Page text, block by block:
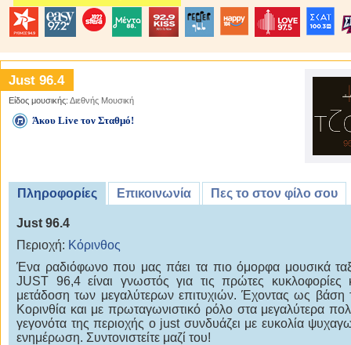
Just 96.4
Είδος μουσικής: Διεθνής Μουσική
Άκου Live τον Σταθμό!
Πληροφορίες Επικοινωνία Πες το στον φίλο σου
Just 96.4
Περιοχή: Κόρινθος
Ένα ραδιόφωνο που μας πάει τα πιο όμορφα μουσικά
JUST 96,4 είναι γνωστός για τις πρώτες κυκλοφορίες
μετάδοση των μεγαλύτερων επιτυχιών. Έχοντας ως βάση
Κορινθία και με πρωταγωνιστικό ρόλο στα μεγαλύτερα
γεγονότα της περιοχής ο just συνδυάζει με ευκολία
ενημέρωση. Συντονιστείτε μαζί του!